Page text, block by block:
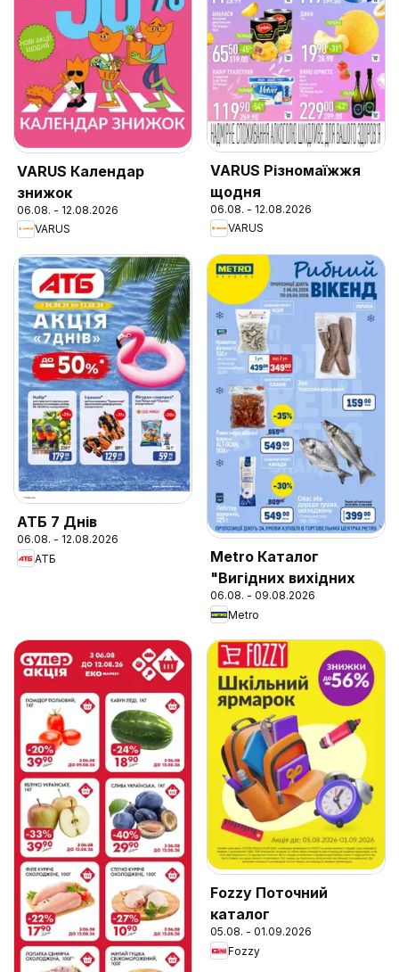
VARUS Календар
знижок
06.08. - 12.08.2026
VARUS
VARUS Різномаїжжя
щодня
06.08. - 12.08.2026
VARUS
АТБ 7 Днів
06.08. - 12.08.2026
АТБ
Metro Каталог
"Вигідних вихідних
06.08. - 09.08.2026
Metro
Fozzy Поточний
каталог
05.08. - 01.09.2026
Fozzy